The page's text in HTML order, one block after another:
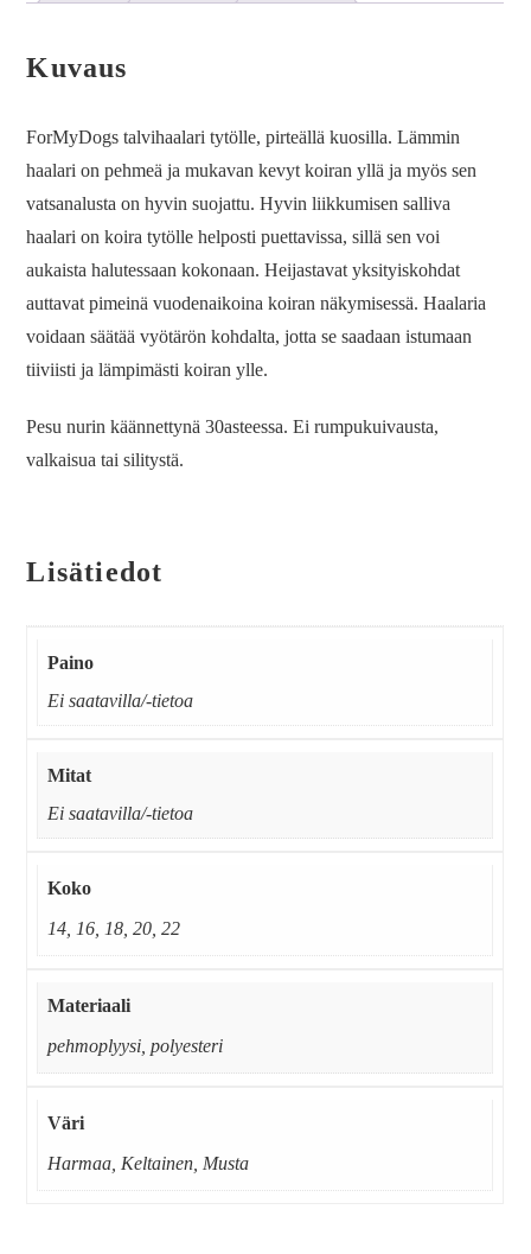
Kuvaus
ForMyDogs talvihaalari tytölle, pirteällä kuosilla. Lämmin
haalari on pehmeä ja mukavan kevyt koiran yllä ja myös sen
vatsanalusta on hyvin suojattu. Hyvin liikkumisen salliva
haalari on koira tytölle helposti puettavissa, sillä sen voi
aukaista halutessaan kokonaan. Heijastavat yksityiskohdat
auttavat pimeinä vuodenaikoina koiran näkymisessä. Haalaria
voidaan säätää vyötärön kohdalta, jotta se saadaan istumaan
tiiviisti ja lämpimästi koiran ylle.
Pesu nurin käännettynä 30asteessa. Ei rumpukuivausta,
valkaisua tai silitystä.
Lisätiedot
Paino
Ei saatavilla/-tietoa
Mitat
Ei saatavilla/-tietoa
Koko
14, 16, 18, 20, 22
Materiaali
pehmoplyysi, polyesteri
Väri
Harmaa, Keltainen, Musta